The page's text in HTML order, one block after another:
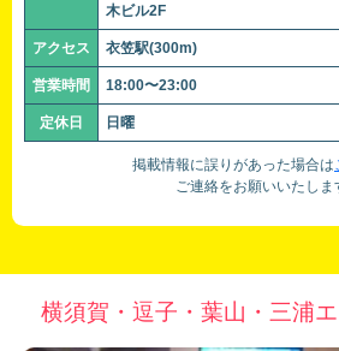
木ビル2F
アクセス 衣笠駅(300m)
営業時間 18:00〜23:00
定休日 日曜
掲載情報に誤りがあった場合は
ご連絡をお願いいたしま
横須賀・逗子・葉山・三浦